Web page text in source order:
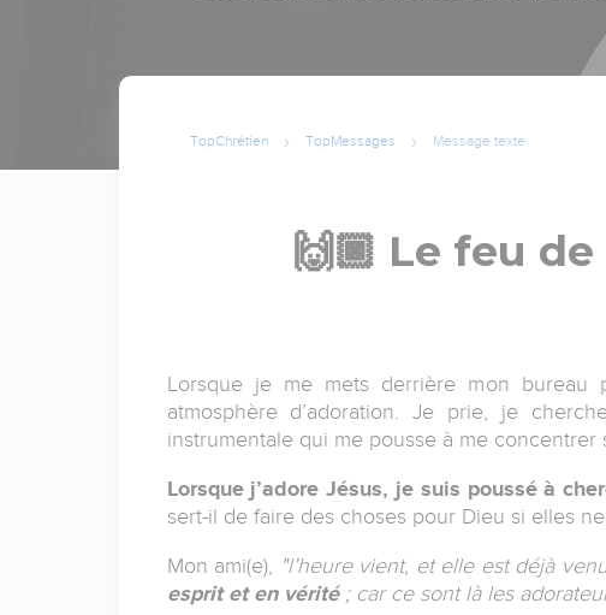
TopChrétien TopMessages Message texte
🙌🏿 Le feu
Lorsque je me mets derrière mon
atmosphère d’adoration. Je prie, je
instrumentale qui me pousse à me concentrer
Lorsque j’adore Jésus, je suis poussé à
sert-il de faire des choses pour Dieu si elles
Mon ami(e), "l’heure vient, et elle est déjà
esprit et en vérité; car ce sont là les